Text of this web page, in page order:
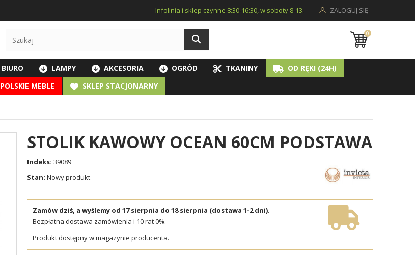
ZALOGUJ SIĘ
Infolinia i sklep czynne 8:30-16:30, w soboty 8-13.
0
BIURO LAMPY AKCESORIA OGRÓD TKANINY
OD RĘKI (24H)
POLSKIE MEBLE
SKLEP STACJONARNY
STOLIK KAWOWY OCEAN 60CM PODSTAWA
Indeks: 39089
Stan: Nowy produkt
Zamów dziś, a wyślemy od 17 sierpnia do 18 sierpnia (dostawa 1-2 dni).
Bezpłatna dostawa zamówienia i 10 rat 0%.
Produkt dostępny w magazynie producenta.